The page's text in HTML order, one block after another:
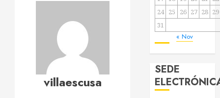
villaescusa
24 25 26 27 28 29
31
« Nov
SEDE